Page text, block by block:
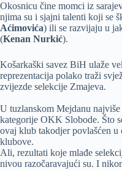
Okosnicu čine momci iz
njima su i sjajni talenti koji se
Aćimovića) ili se razvijaju u
(Kenan Nurkić).
Košarkaški savez BiH ulaže
reprezentacija polako traži
zvijezde selekcije Zmajeva.
U tuzlanskom Mejdanu
kategorije OKK Slobode. Što
ovaj klub takodjer povlašćen u
klubove.
Ali, rezultati koje mlađe
nivou razočaravajući su. I